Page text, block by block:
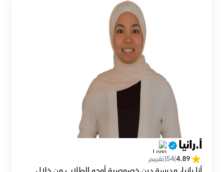
أ.رانيا
4.89
(
54(تقييم